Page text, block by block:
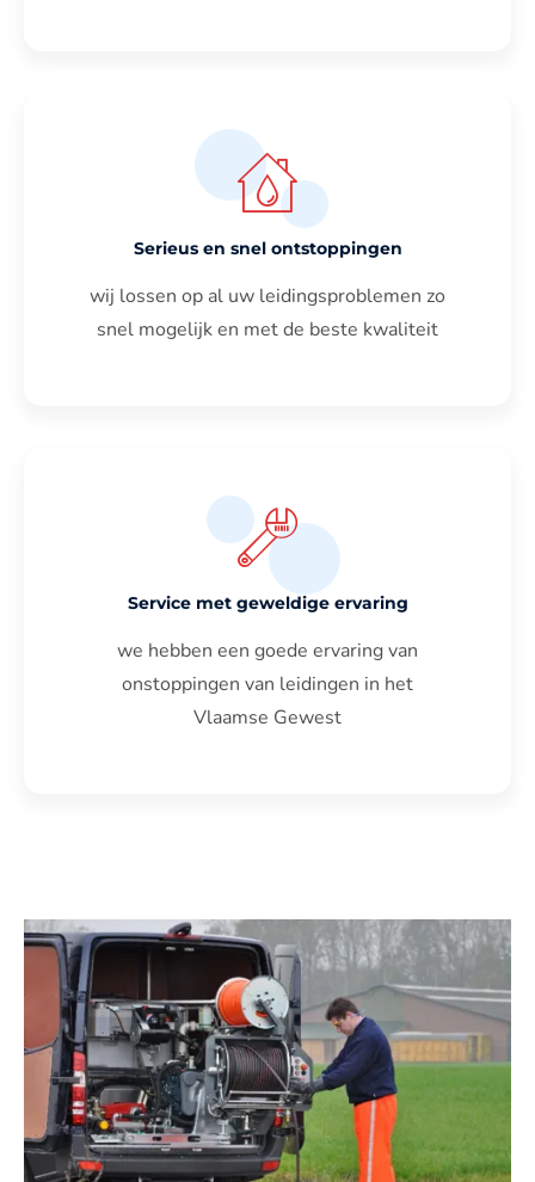
Serieus en snel ontstoppingen
wij lossen op al uw leidingsproblemen zo
snel mogelijk en met de beste kwaliteit
Service met geweldige ervaring
we hebben een goede ervaring van
onstoppingen van leidingen in het
Vlaamse Gewest